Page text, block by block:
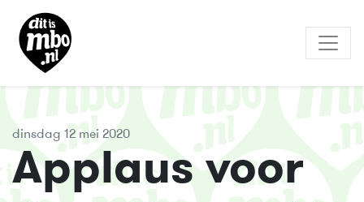
dinsdag 12 mei 2020
Applaus voor